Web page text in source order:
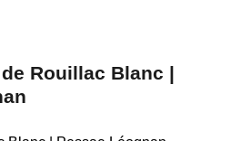
Rouillac Blanc |